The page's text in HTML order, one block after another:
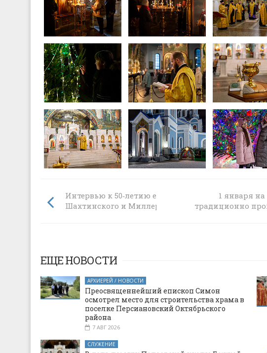
Интервью к 50‑летию епископа
Шахтинского и Миллеровского Симона
1 января
традиционно
ЕЩЕ НОВОСТИ
АРХИЕРЕЙ / НОВОСТИ
Преосвященнейший епископ Симон
осмотрел место для строительства храма в
поселке Персиановский Октябрьского
района
7 АВГ 2026
СЛУЖЕНИЕ